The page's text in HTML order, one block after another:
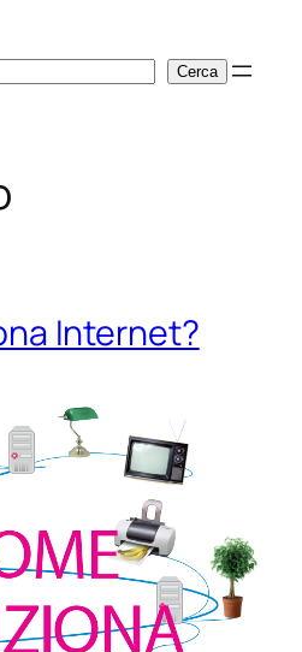
Cerca
Internet?